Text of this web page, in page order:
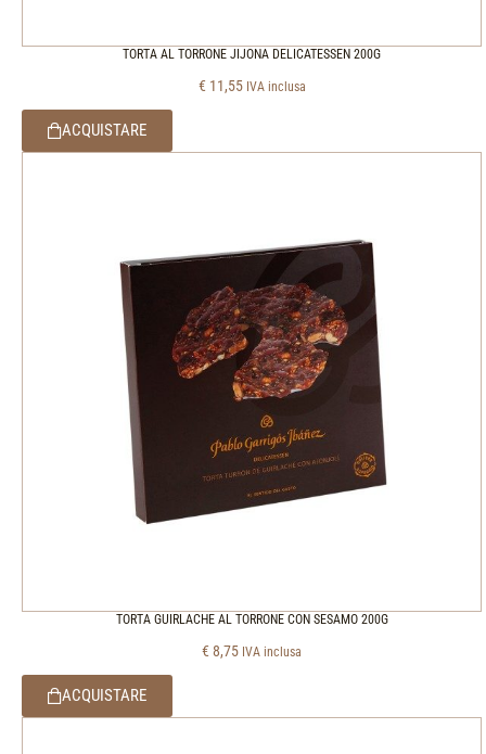
TORTA AL TORRONE JIJONA DELICATESSEN 200G
€ 11,55 IVA inclusa
ACQUISTARE
TORTA GUIRLACHE AL TORRONE CON SESAMO 200G
€ 8,75 IVA inclusa
ACQUISTARE